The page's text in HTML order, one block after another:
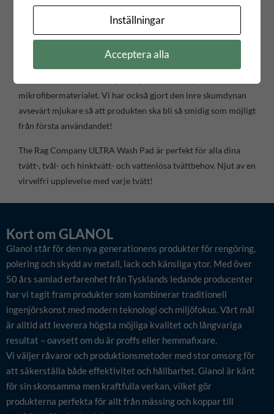
det lättare att ta upp och föra över föroreningar ner i
tvätthinken. Denna förändring resulterar i en mer lämplig
kudde för sköljlös tvätt i jämförelse med andra tvättkuddar.
mikrofibermaterialet. Vi har också gjort den inre skumdynan
avsevärt mjukare så att produkten ska bli så smidig som möjligt
från första användandet!
The Rag Company ULTRA Wash Pad är perfekt för alla dina
tvätt-, tvål- och hinktvätt- och vattenlösa tvättbehov. Njut av en
virvelfri upplevelse med varje tvätt!
Kort om GLANOL
Glanol står för den nya generationens produkter för rengöring,
polering och skydd av metall, lack och känsliga ytor. Med över
50 års samlad erfarenhet från Tysklands ledande producenter
har vi tagit fram produkter som kombinerar traditionell
ingenjörskonst med modern teknologi och miljöfokus. Vårt mål
är alltid att leverera högsta möjliga kvalitet och långvariga
resultat – oavsett om du är proffs eller hemmafixare.
Vi väljer råvaror och produktionsmetoder med stor omsorg för
att säkerställa både effektivitet och hållbarhet. Glanol är känt
för sin skonsamma men kraftfulla verkan, vilket gör
produkterna perfekta för allt från mässing och koppar till
Inställningar
Acceptera alla